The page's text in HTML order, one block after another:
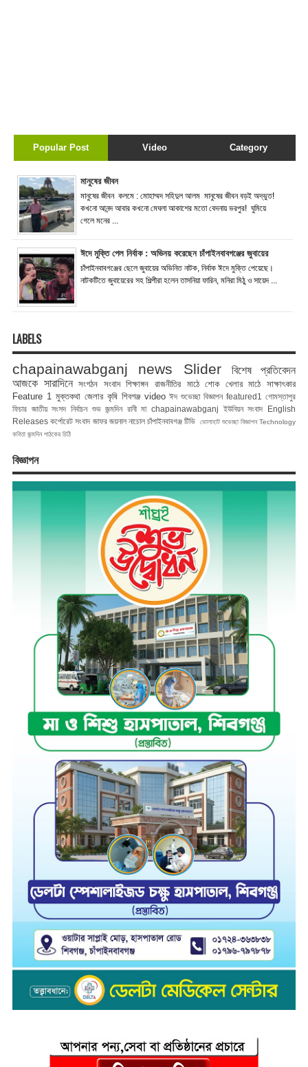
Popular Post Video Category
মানুষের জীবন
মানুষের জীবন কলমে : মোহাম্মদ সহিদুল আলম মানুষের জীবন বড়ই অদ্ভুত!
কখনো আনন্দ আবার কখনো মেঘলা আকাশের মতো বেদনায় ভরপুর! ঘুমিয়ে
গেলে মনের ...
ঈদে মুক্তি পেল নির্বাক : অভিনয় করেছেন চাঁপাইনবাবগঞ্জের জুবায়ের
চাঁপাইনবাবগঞ্জের ছেলে জুবায়ের অভিনিত নাটক, নির্বাক ঈদে মুক্তি পেয়েছে।
নাটকটিতে জুবায়েরের সহ শিল্পীরা হলেন তাসনিয়া ফারিন, মনিরা মিঠু ও সায়েদ ...
LABELS
chapainawabganj news Slider
বিশেষ প্রতিবেদন
আজকে সারাদিনে সংগঠন সংবাদ শিক্ষাঙ্গন রাজনীতির মাঠে শোক খেলার মাঠে
সাক্ষাৎকার
Feature 1 মুক্তকথা জেলার কৃষি শিবগঞ্জ video ঈদ শুভেচ্ছা বিজ্ঞাপন featured1
গোমস্তাপুর
ফিচার জাতীয় সংসদ নির্বাচন শুভ জন্মদিন রানী মা chapainawabganj ইউনিয়ন সংবাদ
English
Releases কর্পোরেট সংবাদ জাফর জয়নাল নাচোল চাঁপাইনবাবগঞ্জ টিভি ভোলাহাট শুভেচ্ছা বিজ্ঞাপন Technology
কবিতা জন্মদিন পাঠকের চিঠি
বিজ্ঞাপন